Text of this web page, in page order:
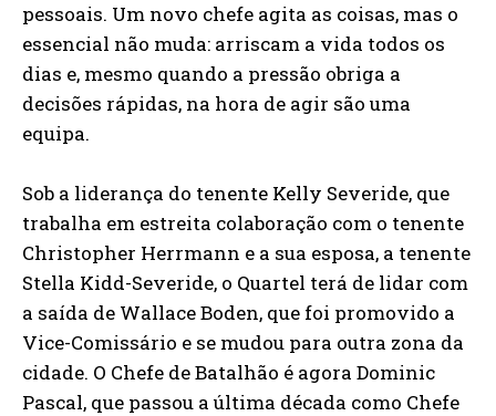
pessoais. Um novo chefe agita as coisas, mas o
essencial não muda: arriscam a vida todos os
dias e, mesmo quando a pressão obriga a
decisões rápidas, na hora de agir são uma
equipa.
Sob a liderança do tenente Kelly Severide, que
trabalha em estreita colaboração com o tenente
Christopher Herrmann e a sua esposa, a tenente
Stella Kidd-Severide, o Quartel terá de lidar com
a saída de Wallace Boden, que foi promovido a
Vice-Comissário e se mudou para outra zona da
cidade. O Chefe de Batalhão é agora Dominic
Pascal, que passou a última década como Chefe